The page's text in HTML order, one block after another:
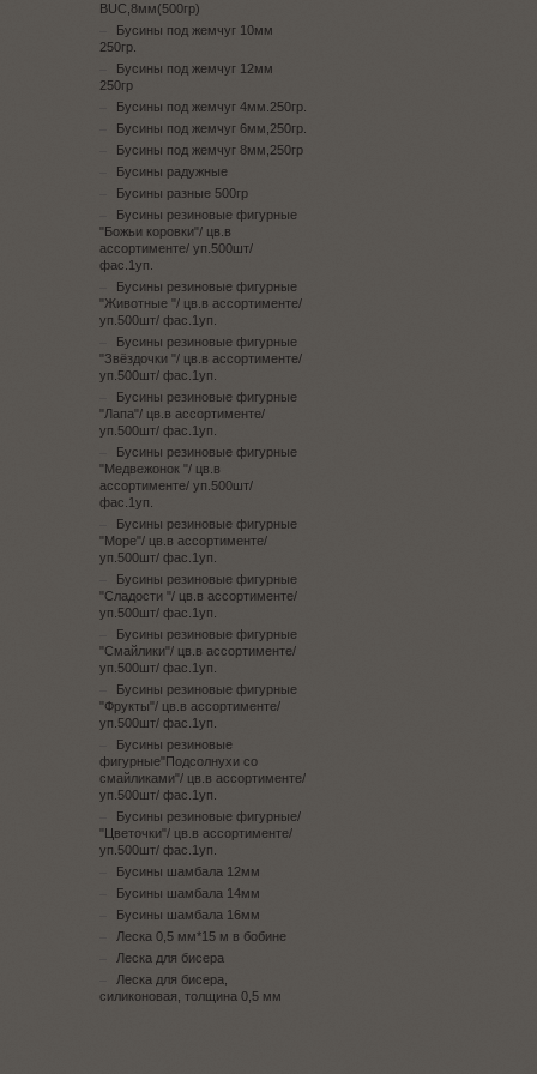
BUC,8мм(500гр)
Бусины под жемчуг 10мм
250гр.
Бусины под жемчуг 12мм
250гр
Бусины под жемчуг 4мм.250гр.
Бусины под жемчуг 6мм,250гр.
Бусины под жемчуг 8мм,250гр
Бусины радужные
Бусины разные 500гр
Бусины резиновые фигурные
"Божьи коровки"/ цв.в
ассортименте/ уп.500шт/
фас.1уп.
Бусины резиновые фигурные
"Животные "/ цв.в ассортименте/
уп.500шт/ фас.1уп.
Бусины резиновые фигурные
"Звёздочки "/ цв.в ассортименте/
уп.500шт/ фас.1уп.
Бусины резиновые фигурные
"Лапа"/ цв.в ассортименте/
уп.500шт/ фас.1уп.
Бусины резиновые фигурные
"Медвежонок "/ цв.в
ассортименте/ уп.500шт/
фас.1уп.
Бусины резиновые фигурные
"Море"/ цв.в ассортименте/
уп.500шт/ фас.1уп.
Бусины резиновые фигурные
"Сладости "/ цв.в ассортименте/
уп.500шт/ фас.1уп.
Бусины резиновые фигурные
"Смайлики"/ цв.в ассортименте/
уп.500шт/ фас.1уп.
Бусины резиновые фигурные
"Фрукты"/ цв.в ассортименте/
уп.500шт/ фас.1уп.
Бусины резиновые
фигурные"Подсолнухи со
смайликами"/ цв.в ассортименте/
уп.500шт/ фас.1уп.
Бусины резиновые фигурные/
"Цветочки"/ цв.в ассортименте/
уп.500шт/ фас.1уп.
Бусины шамбала 12мм
Бусины шамбала 14мм
Бусины шамбала 16мм
Леска 0,5 мм*15 м в бобине
Леска для бисера
Леска для бисера,
силиконовая, толщина 0,5 мм